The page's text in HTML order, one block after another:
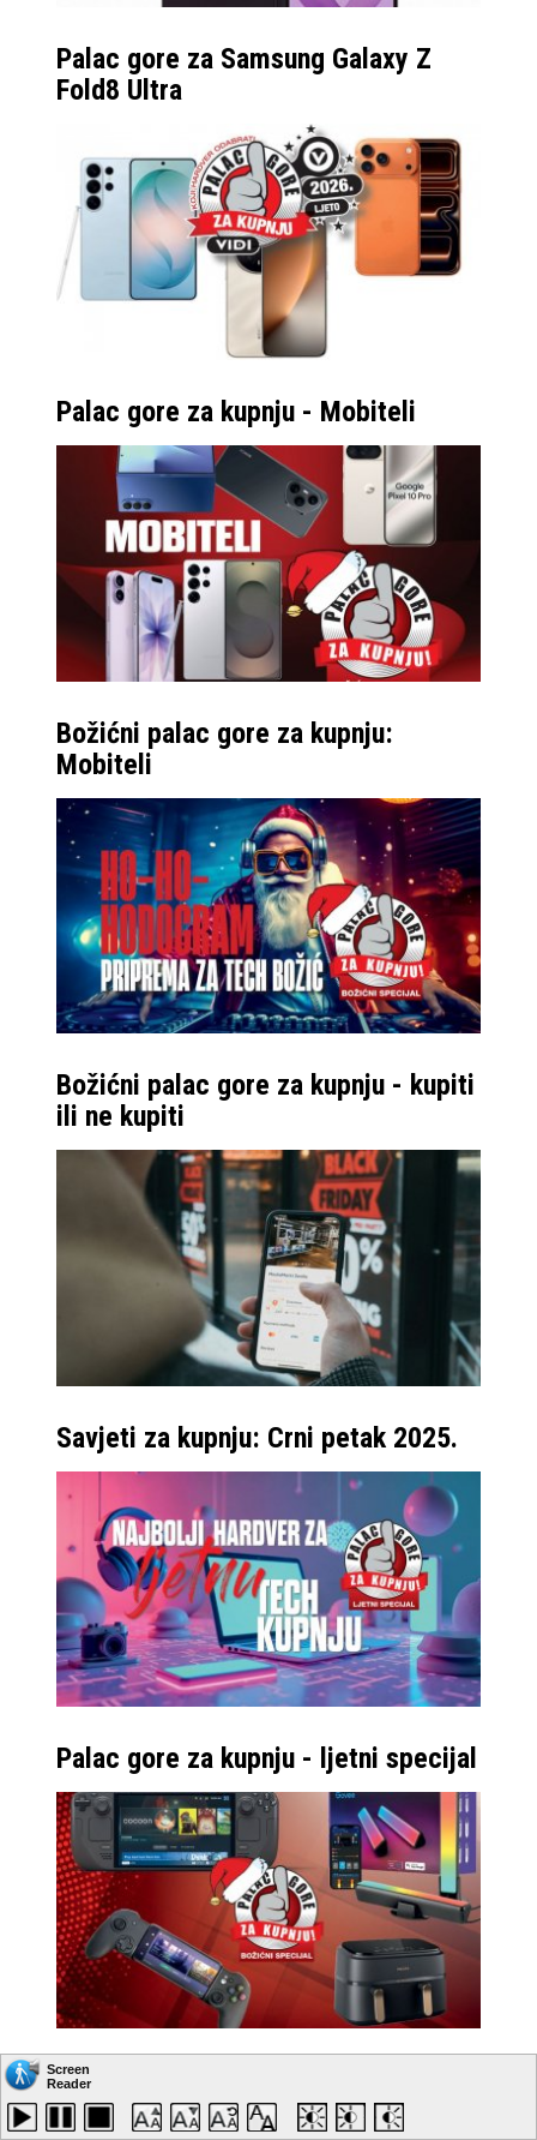
Palac gore za Samsung Galaxy Z
Fold8 Ultra
Palac gore za kupnju - Mobiteli
Božićni palac gore za kupnju:
Mobiteli
Božićni palac gore za kupnju - kupiti
ili ne kupiti
Savjeti za kupnju: Crni petak 2025.
Palac gore za kupnju - ljetni specijal
Cool Stuff - Božićni palac gore za
kupnju